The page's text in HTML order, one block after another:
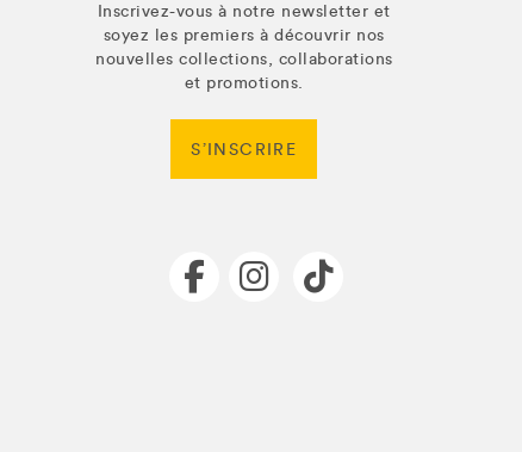
Inscrivez-vous à notre newsletter et
soyez les premiers à découvrir nos
nouvelles collections, collaborations
et promotions.
S’INSCRIRE